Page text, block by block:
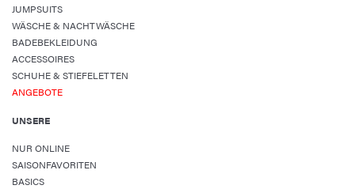
JUMPSUITS
WÄSCHE & NACHTWÄSCHE
BADEBEKLEIDUNG
ACCESSOIRES
SCHUHE & STIEFELETTEN
ANGEBOTE
UNSERE
NUR ONLINE
SAISONFAVORITEN
BASICS